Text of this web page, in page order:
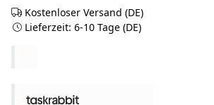
Kostenloser Versand (DE)
Lieferzeit: 6-10 Tage (DE)